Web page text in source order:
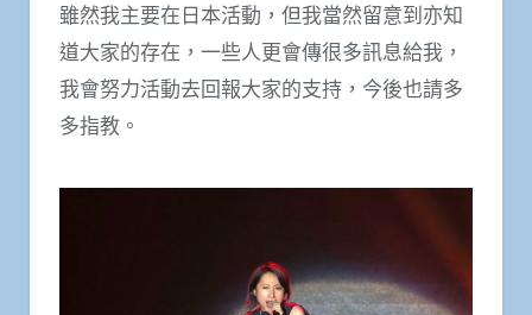
雖然我主要在日本活動，但我當然留意到亦知
道大家的存在，一些人更會傳很多訊息給我，
我會努力活動去回報大家的支持，今後也請多
多指教。